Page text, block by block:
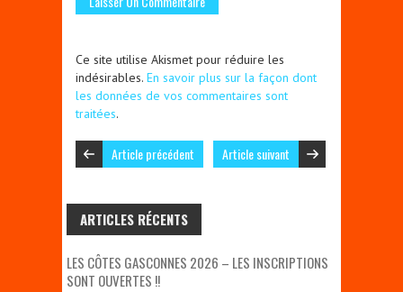
Ce site utilise Akismet pour réduire les
indésirables. En savoir plus sur la façon dont
les données de vos commentaires sont
traitées.
Article précédent Article suivant
ARTICLES RÉCENTS
LES CÔTES GASCONNES 2026 – LES INSCRIPTIONS
SONT OUVERTES !!